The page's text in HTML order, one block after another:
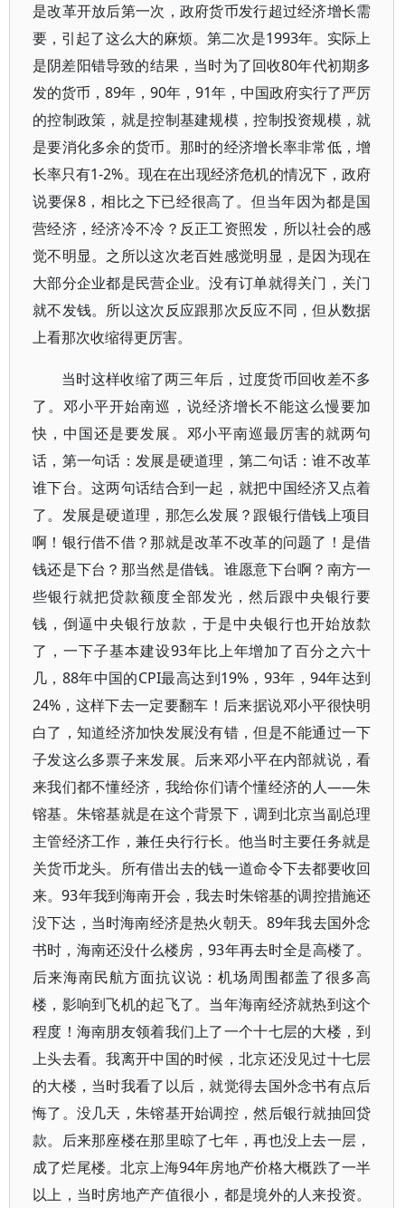
是改革开放后第一次，政府货币发行超过经济增长需
要，引起了这么大的麻烦。第二次是1993年。实际上
是阴差阳错导致的结果，当时为了回收80年代初期多
发的货币，89年，90年，91年，中国政府实行了严厉
的控制政策，就是控制基建规模，控制投资规模，就
是要消化多余的货币。那时的经济增长率非常低，增
长率只有1-2%。现在在出现经济危机的情况下，政府
说要保8，相比之下已经很高了。但当年因为都是国
营经济，经济冷不冷？反正工资照发，所以社会的感
觉不明显。之所以这次老百姓感觉明显，是因为现在
大部分企业都是民营企业。没有订单就得关门，关门
就不发钱。所以这次反应跟那次反应不同，但从数据
上看那次收缩得更厉害。
当时这样收缩了两三年后，过度货币回收差不多
了。邓小平开始南巡，说经济增长不能这么慢要加
快，中国还是要发展。邓小平南巡最厉害的就两句
话，第一句话：发展是硬道理，第二句话：谁不改革
谁下台。这两句话结合到一起，就把中国经济又点着
了。发展是硬道理，那怎么发展？跟银行借钱上项目
啊！银行借不借？那就是改革不改革的问题了！是借
钱还是下台？那当然是借钱。谁愿意下台啊？南方一
些银行就把贷款额度全部发光，然后跟中央银行要
钱，倒逼中央银行放款，于是中央银行也开始放歀
了，一下子基本建设93年比上年增加了百分之六十
几，88年中国的CPI最高达到19%，93年，94年达到
24%，这样下去一定要翻车！后来据说邓小平很快明
白了，知道经济加快发展没有错，但是不能通过一下
子发这么多票子来发展。后来邓小平在内部就说，看
来我们都不懂经济，我给你们请个懂经济的人――朱
镕基。朱镕基就是在这个背景下，调到北京当副总理
主管经济工作，兼任央行行长。他当时主要任务就是
关货币龙头。所有借出去的钱一道命令下去都要收回
来。93年我到海南开会，我去时朱镕基的调控措施还
没下达，当时海南经济是热火朝天。89年我去国外念
书时，海南还没什么楼房，93年再去时全是高楼了。
后来海南民航方面抗议说：机场周围都盖了很多高
楼，影响到飞机的起飞了。当年海南经济就热到这个
程度！海南朋友领着我们上了一个十七层的大楼，到
上头去看。我离开中国的时候，北京还没见过十七层
的大楼，当时我看了以后，就觉得去国外念书有点后
悔了。没几天，朱镕基开始调控，然后银行就抽回贷
款。后来那座楼在那里晾了七年，再也没上去一层，
成了烂尾楼。北京上海94年房地产价格大概跌了一半
以上，当时房地产产值很小，都是境外的人来投资。